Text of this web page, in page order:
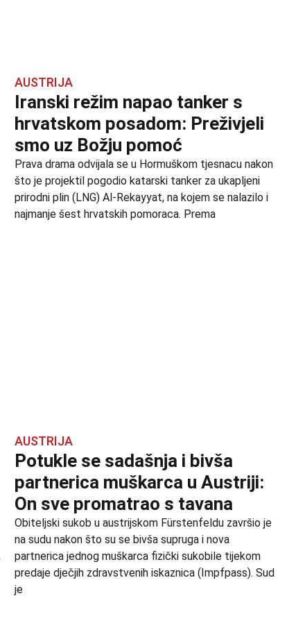
AUSTRIJA
Iranski režim napao tanker s
hrvatskom posadom: Preživjeli
smo uz Božju pomoć
Prava drama odvijala se u Hormuškom tjesnacu nakon
što je projektil pogodio katarski tanker za ukapljeni
prirodni plin (LNG) Al-Rekayyat, na kojem se nalazilo i
najmanje šest hrvatskih pomoraca. Prema
AUSTRIJA
Potukle se sadašnja i bivša
partnerica muškarca u Austriji:
On sve promatrao s tavana
Obiteljski sukob u austrijskom Fürstenfeldu završio je
na sudu nakon što su se bivša supruga i nova
partnerica jednog muškarca fizički sukobile tijekom
predaje dječjih zdravstvenih iskaznica (Impfpass). Sud
je